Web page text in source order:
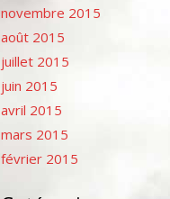
novembre 2015
août 2015
juillet 2015
juin 2015
avril 2015
mars 2015
février 2015